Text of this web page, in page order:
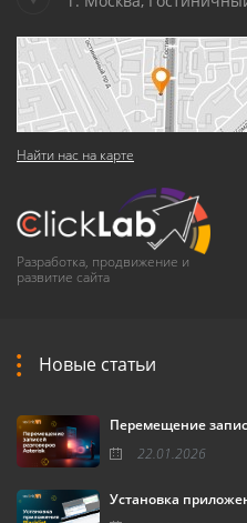
Найти нас на карте
Разработка, продвижение и
развитие сайта
Новые статьи
Перемещение
22.01.2026
Установка